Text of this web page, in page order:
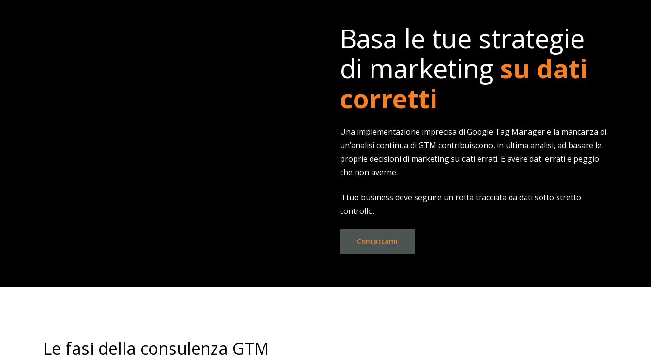
Basa le tue strategie
di marketing su dati
corretti
Una implementazione imprecisa di Google Tag Manager e la mancanza di
un’analisi continua di GTM contribuiscono, in ultima analisi, ad basare le
proprie decisioni di marketing su dati errati. E avere dati errati e peggio
che non averne.
Il tuo business deve seguire un rotta tracciata da dati sotto stretto
controllo.
Contattami
Le fasi della consulenza GTM